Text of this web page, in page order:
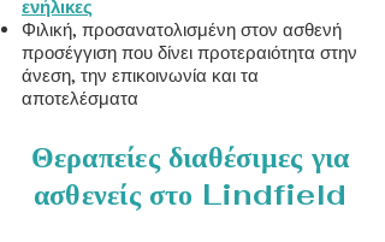
ενήλικες
Φιλική, προσανατολισμένη στον ασθενή
προσέγγιση που δίνει προτεραιότητα στην
άνεση, την επικοινωνία και τα
αποτελέσματα
Θεραπείες διαθέσιμες για
ασθενείς στο Lindfield